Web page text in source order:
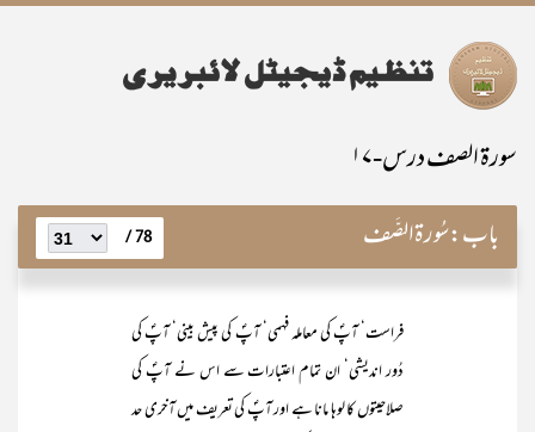
سورۃ الصف درس-۱۷
باب:سُورۃالصَّف 78 /
فراست‘ آپؐ کی معاملہ فہمی‘ آپؐ کی پیش بینی‘ آپؐ کی
دُور اندیشی‘ ان تمام اعتبارات سے اس نے آپؐ کی
صلاحیتوں کا لوہا مانا ہے اور آپؐ کی تعریف میں آخری حد